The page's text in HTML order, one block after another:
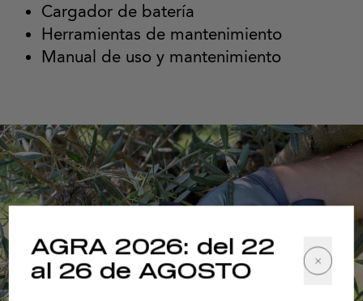
Cargador de batería
Herramientas de mantenimiento
Manual de uso y mantenimiento
AGRA 2026: del 22
al 26 de AGOSTO